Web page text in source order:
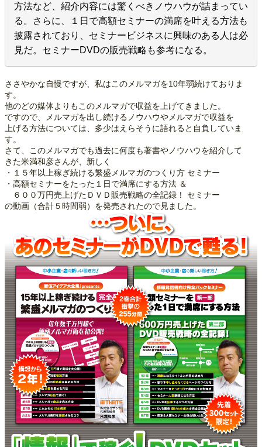
方法など、紹介内容には驚くべきノウハウが詰まってい
る。さらに、１日で高額セミナーの満席を叶える方法も
披露されており、セミナービジネスに興味のある人は必
見だ。セミナーDVDの販売戦略も参考になる。
ささやかな自慢ですが、私はこのメルマガを10年弱続けておりま
す。
他のどの媒体よりもこのメルマガで収益を上げてきました。
ですので、メルマガを出し続けるノウハウやメルマガで収益を
上げる方法については、多少はえらそうに語れると自負していま
す。
さて、このメルマガでも過去に何度も著書やノウハウを紹介して
きた米満和彦さんが、新しく
・１５年以上稼ぎ続ける繁盛メルマガのつくり方 セミナー
・高額セミナーをたった１日で満席にする方法 ＆
６００万円売上げたＤＶＤ販売戦略の全記録！ セミナー
の動画（合計５時間弱）を発売されたので見ました。